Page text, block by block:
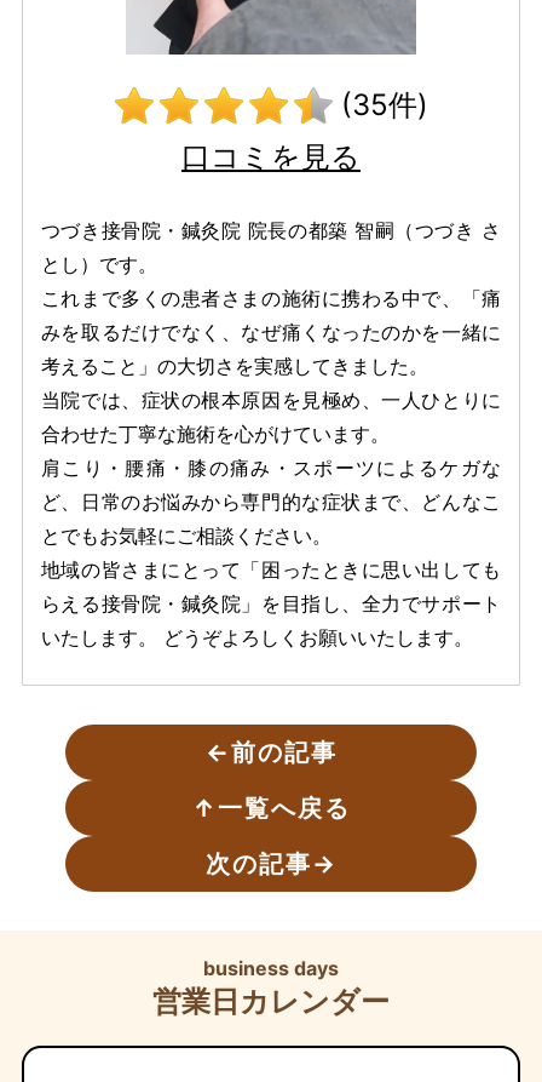
(35件)
口コミを見る
つづき接骨院・鍼灸院 院長の都築 智嗣（つづき さ
とし）です。
これまで多くの患者さまの施術に携わる中で、「痛
みを取るだけでなく、なぜ痛くなったのかを一緒に
考えること」の大切さを実感してきました。
当院では、症状の根本原因を見極め、一人ひとりに
合わせた丁寧な施術を心がけています。
肩こり・腰痛・膝の痛み・スポーツによるケガな
ど、日常のお悩みから専門的な症状まで、どんなこ
とでもお気軽にご相談ください。
地域の皆さまにとって「困ったときに思い出しても
らえる接骨院・鍼灸院」を目指し、全力でサポート
いたします。 どうぞよろしくお願いいたします。
←前の記事
↑ 一覧へ戻る
次の記事→
営業日カレンダー
business days